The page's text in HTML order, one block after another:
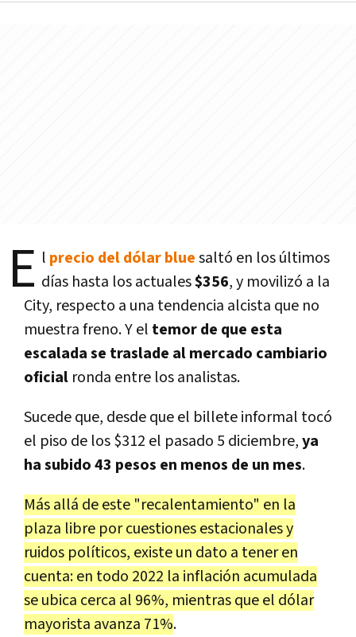
E l precio del dólar bluesaltó en los últimos
días hasta los actuales$356, y movilizó a la
City, respecto a una tendencia alcista que no
muestra freno. Y el temor de que esta
escalada se traslade al mercado cambiario
oficial ronda entre los analistas.
Sucede que, desde que el billete informal tocó
el piso de los $312 el pasado 5 diciembre,ya
ha subido 43 pesos en menos de un mes.
Más allá de este "recalentamiento" en la
plaza libre por cuestiones estacionales y
ruidos políticos, existe un dato a tener en
cuenta: en todo 2022 la inflación acumulada
se ubica cerca al 96%, mientras que el dólar
mayorista avanza 71%.